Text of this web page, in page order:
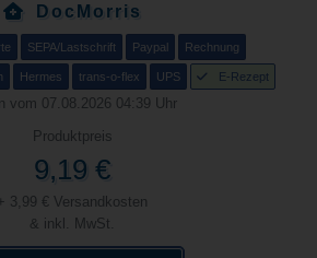
DocMorris
SEPA/Lastschrift Paypal Rechnung
Hermes trans-o-flex UPS E-Rezept
vom 07.08.2026 04:39 Uhr
Produktpreis
9,19 €
3,99 € Versandkosten
& inkl. MwSt.